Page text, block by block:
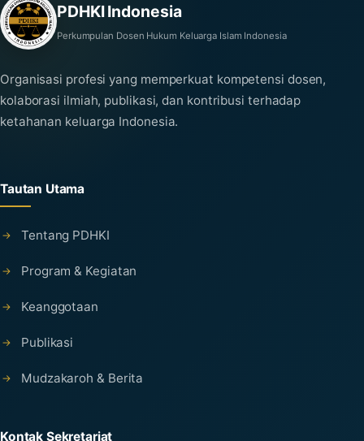
PDHKI Indonesia
Perkumpulan Dosen Hukum Keluarga Islam Indonesia
Organisasi profesi yang memperkuat kompetensi dosen,
kolaborasi ilmiah, publikasi, dan kontribusi terhadap
ketahanan keluarga Indonesia.
Tautan Utama
Tentang PDHKI
Program & Kegiatan
Keanggotaan
Publikasi
Mudzakaroh & Berita
Kontak Sekretariat